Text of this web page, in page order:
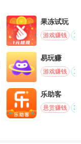
果冻试玩
游戏赚钱
易玩赚
游戏赚钱
乐助客
悬赏赚钱